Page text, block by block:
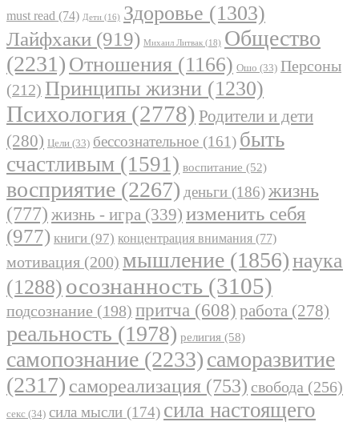
must read (74) Дети (16) Здоровье (1303)
Лайфхаки (919) Михаил Литвак (18) Общество
(2231) Отношения (1166) Ошо (33) Персоны
(212) Принципы жизни (1230)
Психология (2778) Родители и дети
(280) Цели (33) бессознательное (161) быть
счастливым (1591) воспитание (52)
восприятие (2267) деньги (186)жизнь
(777) жизнь - игра (339) изменить себя
(977) книги (97) концентрация внимания (77)
мотивация (200) мышление (1856)наука
(1288) осознанность (3105)
подсознание (198) притча (608) работа (278)
реальность (1978) религия (58)
самопознание (2233)саморазвитие
(2317) самореализация (753) свобода (256)
секс (34) сила мысли (174) сила настоящего